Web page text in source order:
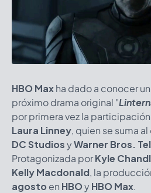
HBO Maxha dado a conocer
próximo drama original "
por primera vez la
Laura Linney, quien se suma
DC StudiosyWarner Bros.
Protagonizada porKyle
Kelly Macdonald, la
agosto en HBOyHBO Max.